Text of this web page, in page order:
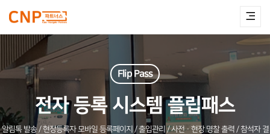
플립패스 FlipPass - 행사 전자등록·명찰
Flip Pass
전자 등록 시스템 플립패스
알림톡 발송 / 현장등록자 모바일 등록페이지 / 출입관리 / 사전ㆍ현장 명찰 출력 / 참석자 결